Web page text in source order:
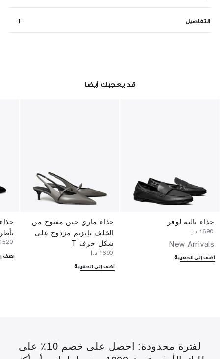
التفاصيل
قد يعجبك أيضا
حذاء باليه لوفر
New Arrivals
أضف إلى الحقيبة
حذاء ماري جين مفتوح من
الخلف بإبزيم مزدوج على
شكل حرف T
أضف إلى الحقيبة
أضف
لفترة محدودة: احصل على خصم 10٪ على